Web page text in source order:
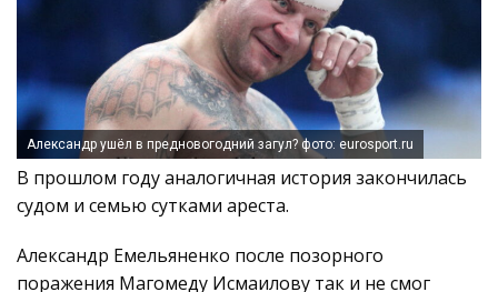
Александр ушёл в предновогодний загул? фото: eurosport.ru
В прошлом году аналогичная история закончилась
судом и семью сутками ареста.
Александр Емельяненко после позорного
поражения Магомеду Исмаилову так и не смог